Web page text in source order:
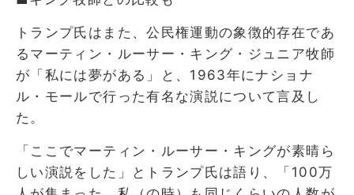
トランプ氏はまた、公民権運動の象徴的存在であ
るマーティン・ルーサー・キング・ジュニア牧師
が「私には夢がある」と、1963年にナショナ
ル・モールで行った有名な演説について言及し
た。
「ここでマーティン・ルーサー・キングが素晴ら
しい演説をした」とトランプ氏は語り、「100万